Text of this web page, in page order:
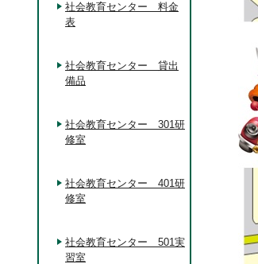
社会教育センター 料金
表
社会教育センター 貸出
備品
社会教育センター 301研
修室
社会教育センター 401研
修室
社会教育センター 501実
習室